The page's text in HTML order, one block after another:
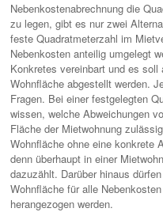
Nebenkostenabrechnung die
zu legen, gibt es nur zwei
feste Quadratmeterzahl im
Nebenkosten anteilig umgelegt
Konkretes vereinbart und es
Wohnfläche abgestellt werden.
Fragen. Bei einer festgelegten
wissen, welche Abweichungen
Fläche der Mietwohnung
Wohnfläche ohne eine konkrete
denn überhaupt in einer
dazuzählt. Darüber hinaus
Wohnfläche für alle
herangezogen werden.